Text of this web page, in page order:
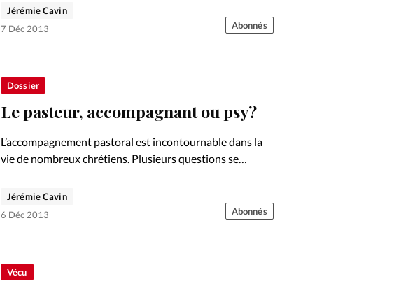
Master. Tour d'horizon. Découvrez sur ce site les autres
articles de ce dossier consacré à l'accompagnement
Jérémie Cavin
7 Déc 2013
Abonnés
Dossier
Le pasteur, accompagnant ou psy?
L’accompagnement pastoral est incontournable dans la
vie de nombreux chrétiens. Plusieurs questions se
Tous les chrétiens peuvent-ils s’autoproclamer
accompagnants? Trouvez les autres articles de ce dossier
Jérémie Cavin
6 Déc 2013
Abonnés
Vécu